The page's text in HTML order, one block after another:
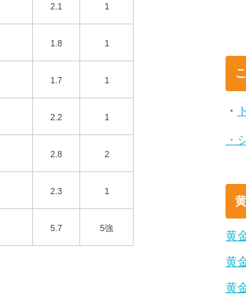
2.1 1
1.8 1
1.7 1
2.2 1
2.8 2
2.3 1
5.7 5強
・
・
黄
黄
黄